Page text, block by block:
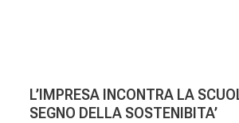
L’IMPRESA INCONTRA LA
SEGNO DELLA SOSTENIBITA’